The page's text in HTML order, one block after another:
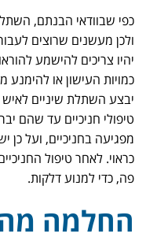
כפי שבוודאי הבנתם,
ולכן מעשנים שרוצים
יהיו צריכים להישמע
כמויות העישון או
יבצע השתלת שיניים
טיפולי חניכיים עד שהם
מפגיעה בחניכיים, ועל
כראוי. לאחר טיפול
פה, כדי למנוע דלקות.
החלמה